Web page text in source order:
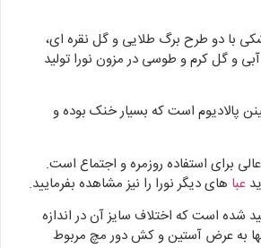
با دو طرح برگ طلایی و گل نقره ای،
آبی و گل کرم و طوسی در مزون نورا تولید
پالادیوم است که بسیار خنک بوده و
برای استفاده روزمره و اجتماع است.
عبا های دیگر نورا را نیز مشاهده بفرمایید.
شده است که اختلاف سایز آن در اندازه
به عرض آستین و کش دور مچ مربوط